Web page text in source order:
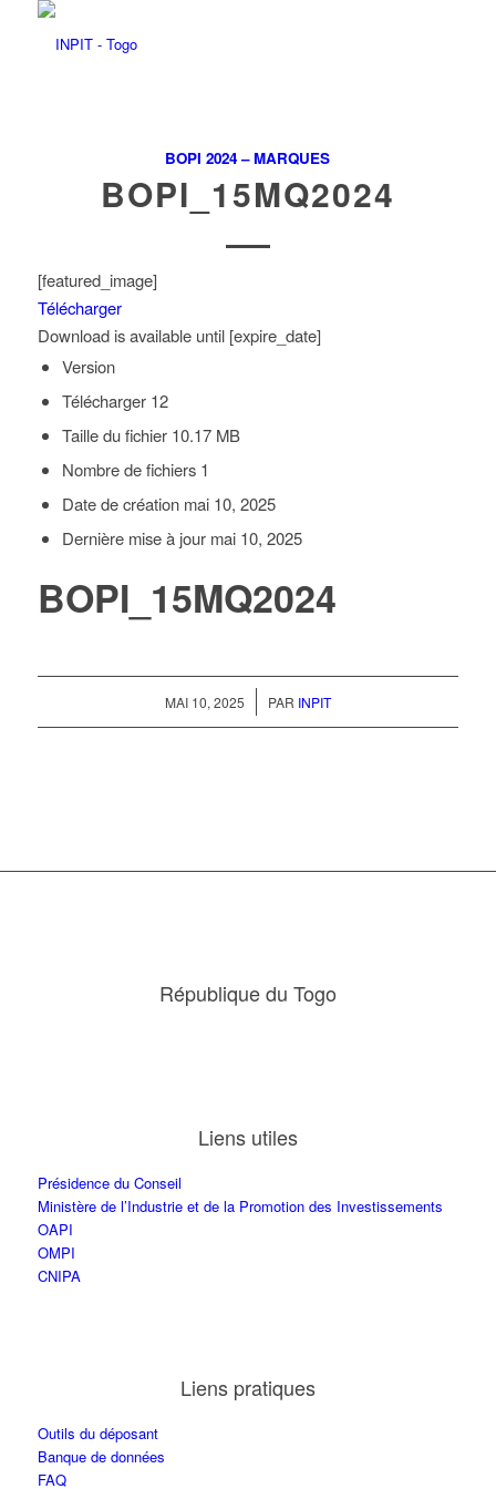
BOPI 2024 – MARQUES
BOPI_15MQ2024
[featured_image]
Télécharger
Download is available until [expire_date]
Version
Télécharger 12
Taille du fichier 10.17 MB
Nombre de fichiers 1
Date de création mai 10, 2025
Dernière mise à jour mai 10, 2025
BOPI_15MQ2024
MAI 10, 2025
/ PAR INPIT
République du Togo
Liens utiles
Présidence du Conseil
Ministère de l’Industrie et de la Promotion des Investissements
OAPI
OMPI
CNIPA
Liens pratiques
Outils du déposant
Banque de données
FAQ